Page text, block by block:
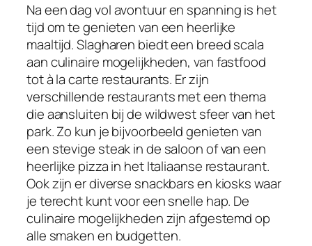
Na een dag vol avontuur en spanning is het
tijd om te genieten van een heerlijke
maaltijd. Slagharen biedt een breed scala
aan culinaire mogelijkheden, van fastfood
tot à la carte restaurants. Er zijn
verschillende restaurants met een thema
die aansluiten bij de wildwest sfeer van het
park. Zo kun je bijvoorbeeld genieten van
een stevige steak in de saloon of van een
heerlijke pizza in het Italiaanse restaurant.
Ook zijn er diverse snackbars en kiosks waar
je terecht kunt voor een snelle hap. De
culinaire mogelijkheden zijn afgestemd op
alle smaken en budgetten.